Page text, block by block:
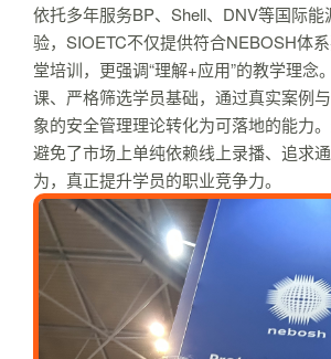
依托多年服务BP、Shell、DNV等国际
验，SIOETC不仅提供符合NEBOSH体
堂培训，更强调“理解+应用”的教学理念
课、严格筛选学员基础，通过真实案例
象的安全管理理论转化为可落地的能力
避免了市场上单纯依赖线上录播、追求
为，真正提升学员的职业竞争力。